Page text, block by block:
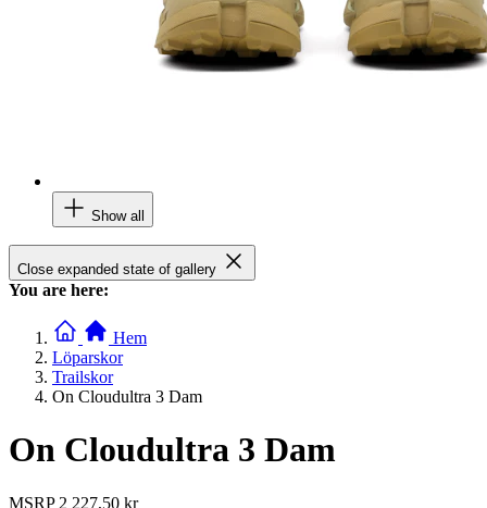
Show all
Close expanded state of gallery
You are here:
Hem
Löparskor
Trailskor
On Cloudultra 3 Dam
On Cloudultra 3 Dam
MSRP 2 227,50 kr